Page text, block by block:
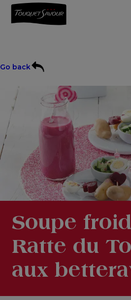
Go back
Soupe
Ratte du
aux